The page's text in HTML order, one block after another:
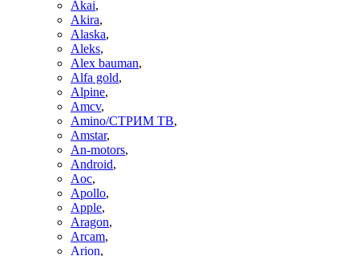
Akai,
Akira,
Alaska,
Aleks,
Alex bauman,
Alfa gold,
Alpine,
Amcv,
Amino/СТРИМ ТВ,
Amstar,
An-motors,
Android,
Aoc,
Apollo,
Apple,
Aragon,
Arcam,
Arion,